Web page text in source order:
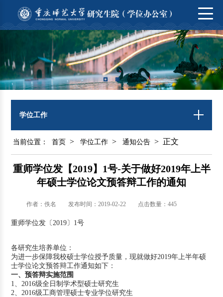
学位工作
当前位置： 首页 > 学位工作 > 通知公告 > 正文
重师学位发【2019】1号-关于做好2019年上半
年硕士学位论文预答辩工作的通知
作者：佚名 发布时间：2019-02-22 点击数量： 445
重师学位发〔2019〕1号
各研究生培养单位：
为进一步保障我校硕士学位授予质量，现就做好2019年上半年硕
士学位论文预答辩工作通知如下：
一、预答辩实施范围
1、2016级全日制学术型硕士研究生
2、2016级工商管理硕士专业学位研究生